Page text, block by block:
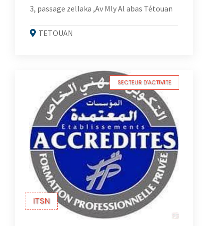
3, passage zellaka ,Av Mly Al abas Tétouan
TETOUAN
ITSN
SECTEUR D'ACTIVITE